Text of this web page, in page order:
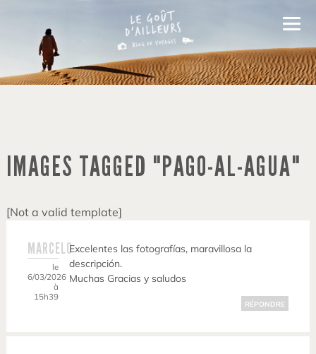
IMAGES TAGGED "PAGO-AL-AGUA"
[Not a valid template]
MARCELO
le
6/03/2026
à
15h39
Excelentes las fotografías, maravillosa la
descripción.
Muchas Gracias y saludos
RÉPONDRE